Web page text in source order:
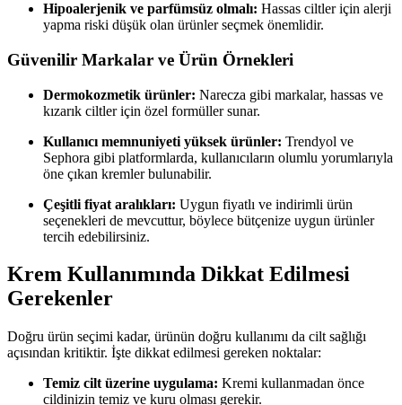
Hipoalerjenik ve parfümsüz olmalı: Hassas ciltler için alerji
yapma riski düşük olan ürünler seçmek önemlidir.
Güvenilir Markalar ve Ürün Örnekleri
Dermokozmetik ürünler: Narecza gibi markalar, hassas ve
kızarık ciltler için özel formüller sunar.
Kullanıcı memnuniyeti yüksek ürünler: Trendyol ve
Sephora gibi platformlarda, kullanıcıların olumlu yorumlarıyla
öne çıkan kremler bulunabilir.
Çeşitli fiyat aralıkları: Uygun fiyatlı ve indirimli ürün
seçenekleri de mevcuttur, böylece bütçenize uygun ürünler
tercih edebilirsiniz.
Krem Kullanımında Dikkat Edilmesi
Gerekenler
Doğru ürün seçimi kadar, ürünün doğru kullanımı da cilt sağlığı
açısından kritiktir. İşte dikkat edilmesi gereken noktalar:
Temiz cilt üzerine uygulama: Kremi kullanmadan önce
cildinizin temiz ve kuru olması gerekir.